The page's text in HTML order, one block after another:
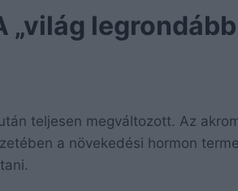
teljesen megváltozott. Az
a növekedési hormon